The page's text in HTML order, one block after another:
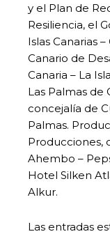
y el Plan de
Resiliencia, el
Islas Canarias
Canario de
Canaria – La
Las Palmas de
concejalía de
Palmas.
Producciones,
Ahembo –
Hotel Silken
Alkur.
Las entradas